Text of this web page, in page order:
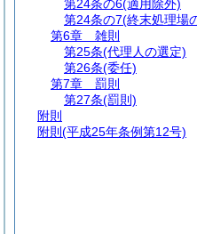
第24条の6(適用除外)
第24条の7(終末処理場
第6章
雑則
第25条(代理人の選定)
第26条(委任)
第7章
罰則
第27条(罰則)
附則
附則 (平成25年条例第12号)